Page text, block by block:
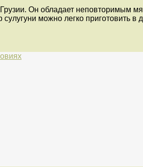
Он обладает неповторимым
можно легко приготовить в